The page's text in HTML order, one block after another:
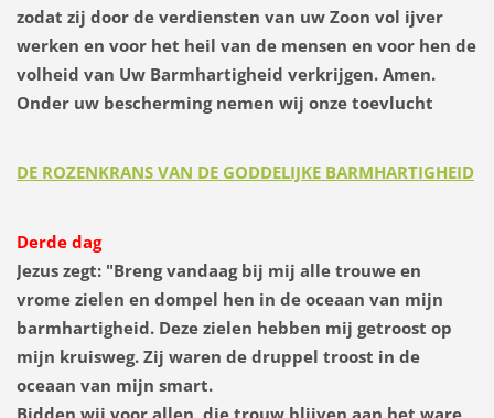
zodat zij door de verdiensten van uw Zoon vol ijver
werken en voor het heil van de mensen en voor hen de
volheid van Uw Barmhartigheid verkrijgen. Amen.
Onder uw bescherming nemen wij onze toevlucht
DE ROZENKRANS VAN DE GODDELIJKE BARMHARTIGHEID
Derde dag
Jezus zegt:"Breng vandaag bij mij alle trouwe en
vrome zielen en dompel hen in de oceaan van mijn
barmhartigheid. Deze zielen hebben mij getroost op
mijn kruisweg. Zij waren de druppel troost in de
oceaan van mijn smart.